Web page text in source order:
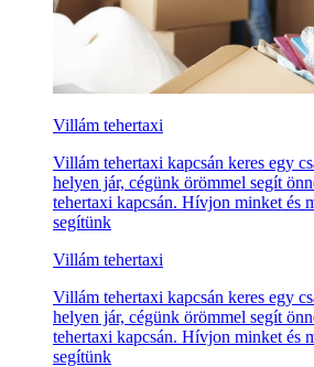
Villám tehertaxi
Villám tehertaxi kapcsán keres egy
helyen jár, cégünk örömmel segít
tehertaxi kapcsán. Hívjon minket és
segítünk
Villám tehertaxi
Villám tehertaxi kapcsán keres egy
helyen jár, cégünk örömmel segít
tehertaxi kapcsán. Hívjon minket és
segítünk